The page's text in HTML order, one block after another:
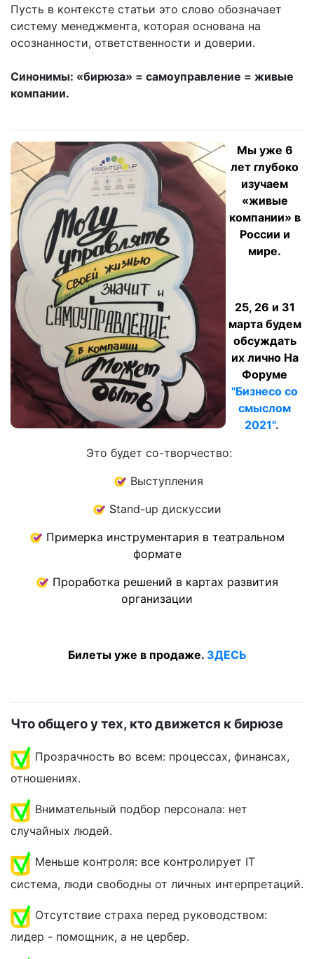
Пусть в контексте статьи это слово обозначает
систему менеджмента, которая основана на
осознанности, ответственности и доверии.
Синонимы: «бирюза» = самоуправление = живые
компании.
Мы уже 6
лет глубоко
изучаем
«живые
компании» в
России и
мире.
25, 26 и 31
марта будем
обсуждать
их лично На
Форуме
"Бизнесо со
смыслом
2021".
Это будет со-творчество:
Выступления
Stand-up дискуссии
Примерка инструментария в театральном
формате
Проработка решений в картах развития
организации
Билеты уже в продаже. ЗДЕСЬ
Что общего у тех, кто движется к бирюзе
Прозрачность во всем: процессах, финансах,
отношениях.
Внимательный подбор персонала: нет
случайных людей.
Меньше контроля: все контролирует IT
система, люди свободны от личных интерпретаций.
Отсутствие страха перед руководством:
лидер - помощник, а не цербер.